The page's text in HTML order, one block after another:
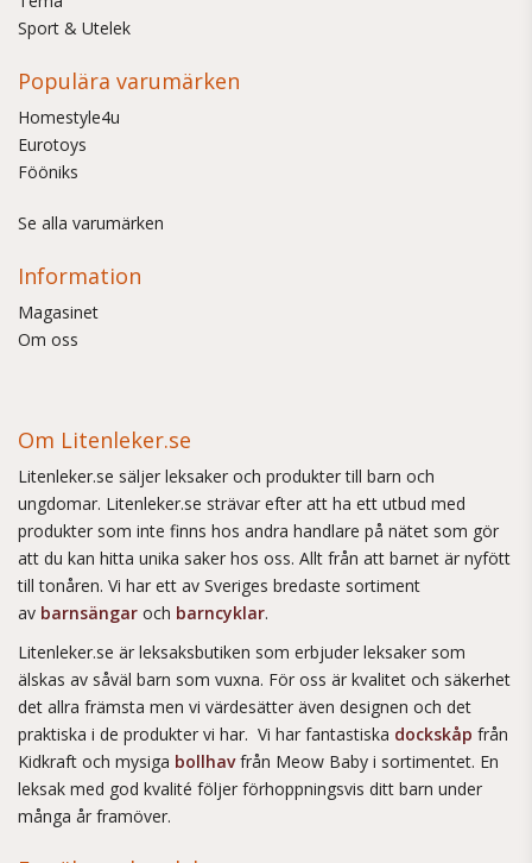
Sport & Utelek
Populära varumärken
Homestyle4u
Eurotoys
Fööniks
Se alla varumärken
Information
Magasinet
Om oss
Om Litenleker.se
Litenleker.se säljer leksaker och produkter till barn och
ungdomar. Litenleker.se strävar efter att ha ett utbud med
produkter som inte finns hos andra handlare på nätet som gör
att du kan hitta unika saker hos oss. Allt från att barnet är nyfött
till tonåren. Vi har ett av Sveriges bredaste sortiment
av barnsängar och barncyklar.
Litenleker.se är leksaksbutiken som erbjuder leksaker som
älskas av såväl barn som vuxna. För oss är kvalitet och säkerhet
det allra främsta men vi värdesätter även designen och det
praktiska i de produkter vi har. Vi har fantastiska dockskåp från
Kidkraft och mysiga bollhavfrån Meow Baby i sortimentet. En
leksak med god kvalité följer förhoppningsvis ditt barn under
många år framöver.